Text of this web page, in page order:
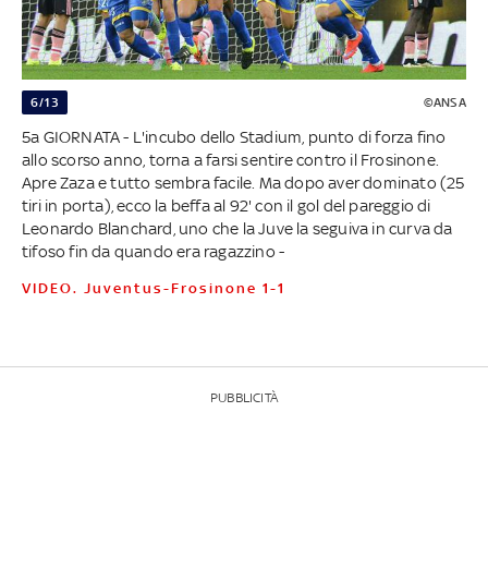
6/13 ©ANSA
5a GIORNATA - L'incubo dello Stadium, punto di forza fino
allo scorso anno, torna a farsi sentire contro il Frosinone.
Apre Zaza e tutto sembra facile. Ma dopo aver dominato (25
tiri in porta), ecco la beffa al 92' con il gol del pareggio di
Leonardo Blanchard, uno che la Juve la seguiva in curva da
tifoso fin da quando era ragazzino -
VIDEO. Juventus-Frosinone 1-1
PUBBLICITÀ